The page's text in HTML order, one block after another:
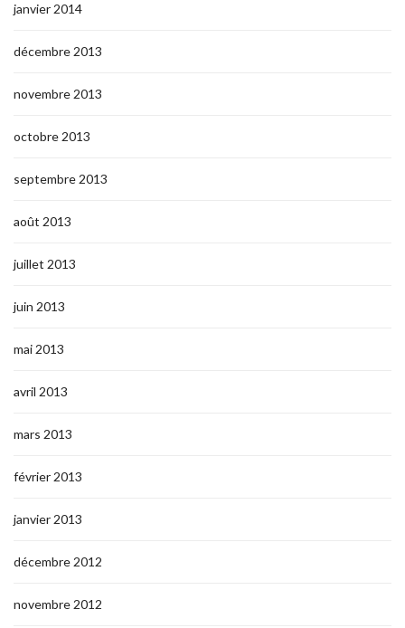
janvier 2014
décembre 2013
novembre 2013
octobre 2013
septembre 2013
août 2013
juillet 2013
juin 2013
mai 2013
avril 2013
mars 2013
février 2013
janvier 2013
décembre 2012
novembre 2012